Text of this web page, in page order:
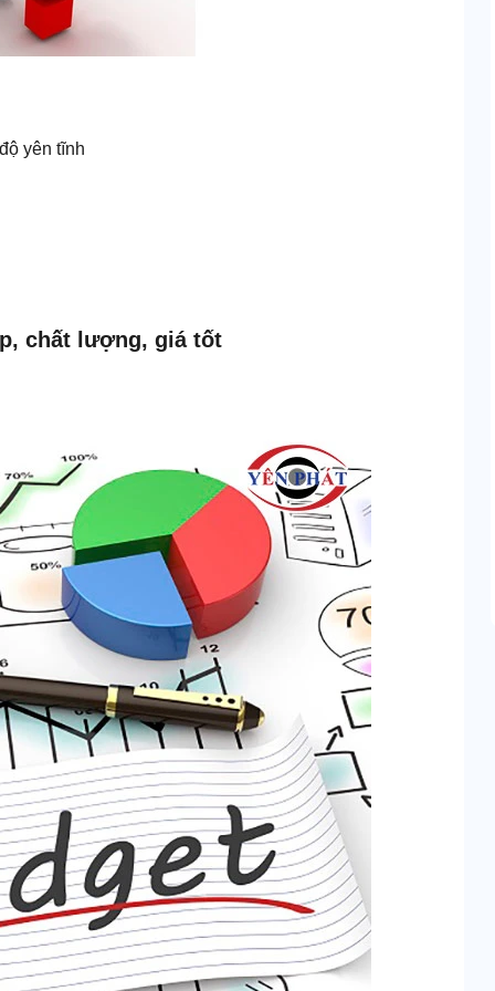
yên tĩnh
chất lượng, giá tốt